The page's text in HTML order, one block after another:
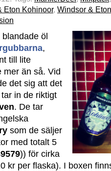
Eton Kohinoor, Windsor &
öl
,
till lite
mer än så. Vid
det sig att det
in de riktigt
. De tar
som de säljer
med totalt 5
)) för cirka
kr per flaska). I boxen